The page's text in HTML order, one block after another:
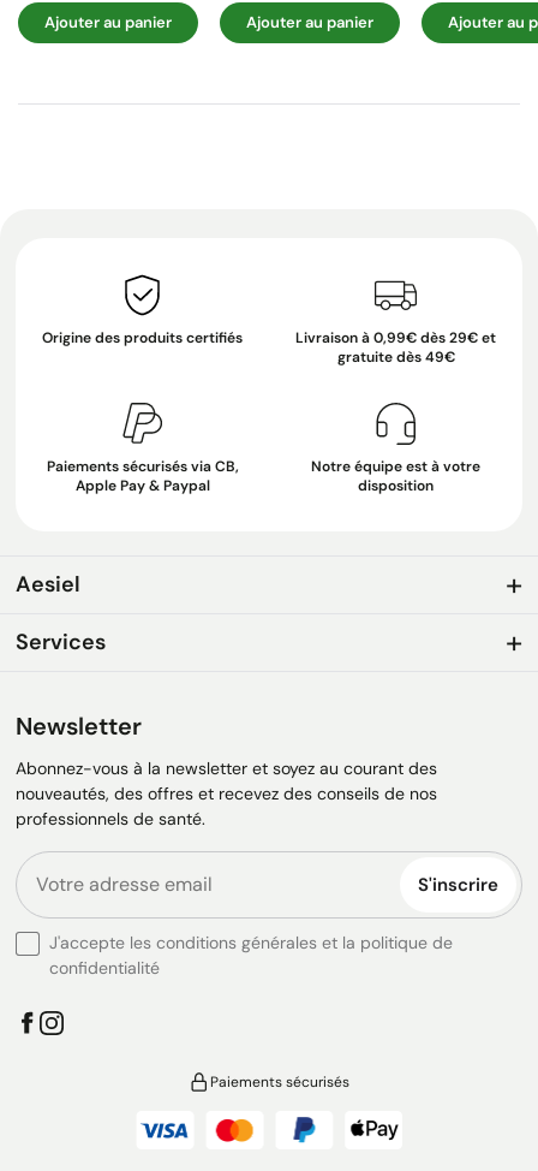
Ajouter au panier Ajouter au panier Ajouter au
Origine des produits certifiés
Livraison à 0,99€ dès 29€ et
gratuite dès 49€
Paiements sécurisés via CB,
Apple Pay & Paypal
Notre équipe est à votre
disposition
Aesiel
Services
Newsletter
Abonnez-vous à la newsletter et soyez au courant des
nouveautés, des offres et recevez des conseils de nos
professionnels de santé.
S'inscrire
J'accepte les conditions générales et la politique de
confidentialité
Paiements sécurisés